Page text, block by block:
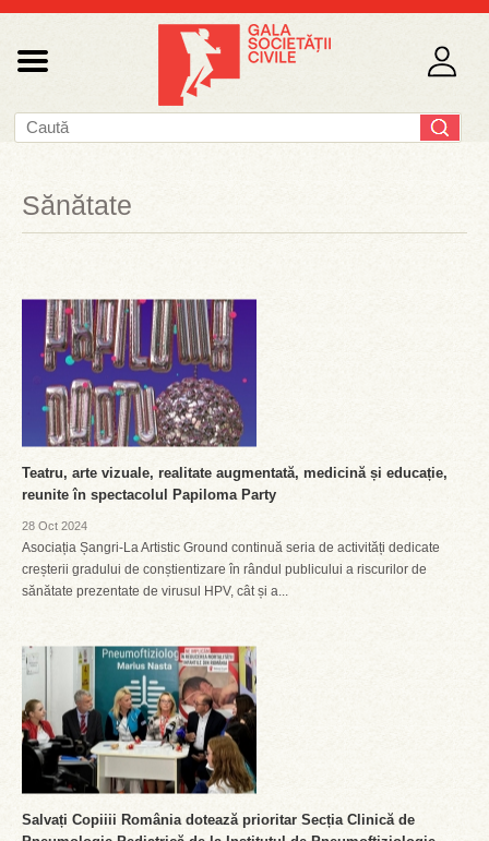
Sănătate
Teatru, arte vizuale, realitate augmentată, medicină și educație,
reunite în spectacolul Papiloma Party
28 Oct 2024
Asociația Șangri-La Artistic Ground continuă seria de activități dedicate
creșterii gradului de conștientizare în rândul publicului a riscurilor de
sănătate prezentate de virusul HPV, cât și a...
Salvați Copiiii România dotează prioritar Secția Clinică de